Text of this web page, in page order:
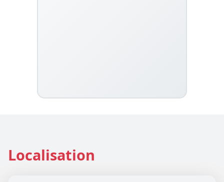
Localisation